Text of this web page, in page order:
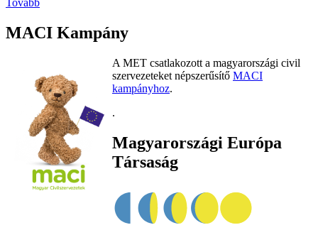
Tovább
MACI Kampány
A MET csatlakozott a magyarországi civil
szervezeteket népszerűsítő MACI
kampányhoz.
.
Magyarországi Európa
Társaság